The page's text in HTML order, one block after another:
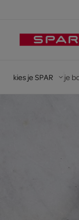
kies je SPAR je